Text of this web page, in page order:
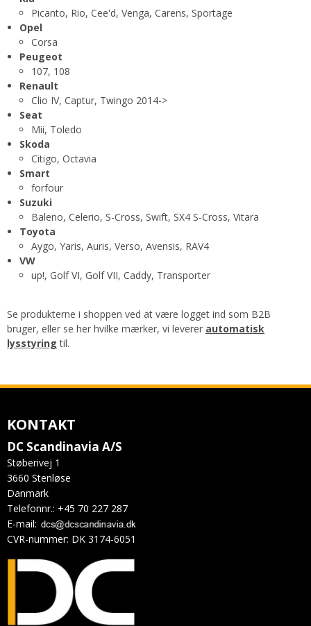
Picanto, Rio, Cee'd, Venga, Carens, Sportage
Opel
Corsa
Peugeot
107, 108
Renault
Clio IV, Captur, Twingo 2014->
Seat
Mii, Toledo
Skoda
Citigo, Octavia
Smart
forfour
Suzuki
Baleno, Celerio, S-Cross, Swift, SX4 S-Cross, Vitara
Toyota
Aygo, Yaris, Auris, Verso, Avensis, RAV4
VW
up!, Golf VI, Golf VII, Caddy, Transporter
Se produkterne i shoppen ved at være logget ind som B2B
bruger, eller se her hvilke mærker, vi leverer automatisk
lysstyring til.
KONTAKT
DC Scandinavia A/S
Støberivej 1
3660 Stenløse
Danmark
Telefonnr.: +45 70 227 287
E-mail:
CVR-nummer: DK 3174-6051